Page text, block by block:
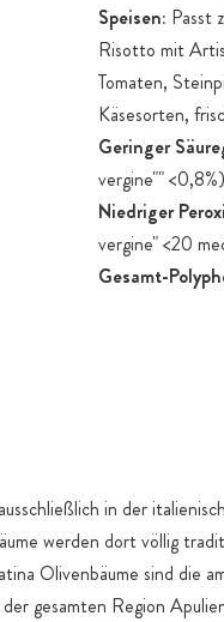
Speisen: Passt
Risotto mit
Tomaten,
Käsesorten,
Geringer
vergine"" <0,8%)
Niedriger
vergine" <20
Gesamt-
in der
werden dort völlig
Olivenbäume sind die
gesamten Region